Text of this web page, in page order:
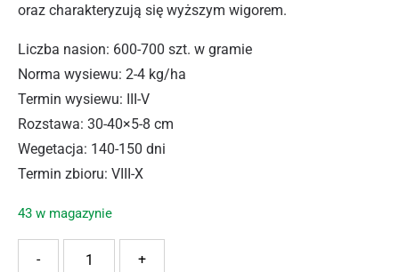
oraz charakteryzują się wyższym wigorem.
Liczba nasion: 600-700 szt. w gramie
Norma wysiewu: 2-4 kg/ha
Termin wysiewu: III-V
Rozstawa: 30-40×5-8 cm
Wegetacja: 140-150 dni
Termin zbioru: VIII-X
43 w magazynie
+
-